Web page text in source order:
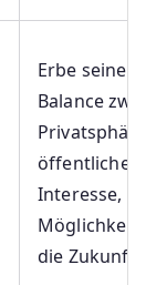
Erbe seiner
Balance
öffentlichem
Interesse,
die Zukunft.